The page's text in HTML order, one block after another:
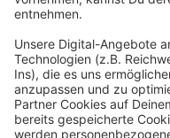
oder Kurse müssen
werden können.
Anzeige